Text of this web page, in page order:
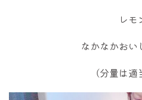
レモ
なかなかおい
（分量は